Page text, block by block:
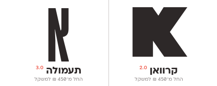
קרוואן 2.0
החל מ־450
₪ למשקל
תעמולה 3.0
החל מ־450
₪ למשקל